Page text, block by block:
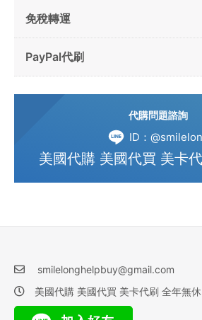
免稅轉運
PayPal代刷
代購問題諮詢
ID：
美國代購 美國代買 美卡
smilelonghelpbuy@gmail.com
美國代購 美國代買 美卡代刷 全年無休